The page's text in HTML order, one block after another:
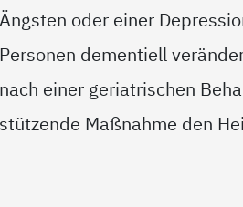
Ängsten oder einer
Personen dementiell
nach einer geriatrischen
stützende Maßnahme den